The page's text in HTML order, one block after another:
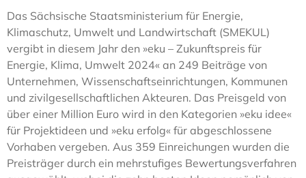
Das Sächsische Staatsministerium für Energie,
Klimaschutz, Umwelt und Landwirtschaft (SMEKUL)
vergibt in diesem Jahr den »eku – Zukunftspreis für
Energie, Klima, Umwelt 2024« an 249 Beiträge von
Unternehmen, Wissenschaftseinrichtungen, Kommunen
und zivilgesellschaftlichen Akteuren. Das Preisgeld von
über einer Million Euro wird in den Kategorien »eku idee«
für Projektideen und »eku erfolg« für abgeschlossene
Vorhaben vergeben. Aus 359 Einreichungen wurden die
Preisträger durch ein mehrstufiges Bewertungsverfahren